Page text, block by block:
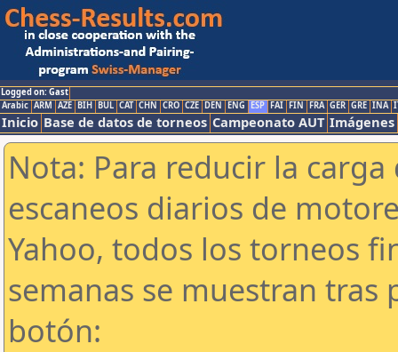
Logged on: Gast
Arabic ARM AZE BIH BUL CAT CHN CRO CZE DEN ENG ESP FAI FIN FRA GER GRE INA
Inicio Base de datos de torneos Campeonato AUT Imágenes
Nota: Para reducir la
escaneos diarios de
Yahoo, todos los torneos
semanas se muestran tras
botón: